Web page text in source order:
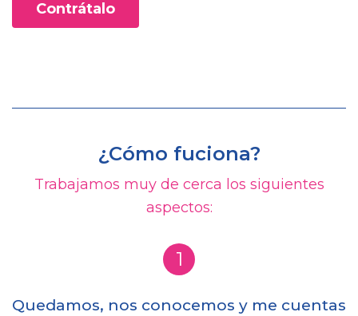
Contrátalo
¿Cómo fuciona?
Trabajamos muy de cerca los siguientes
aspectos:
1
Quedamos, nos conocemos y me cuentas